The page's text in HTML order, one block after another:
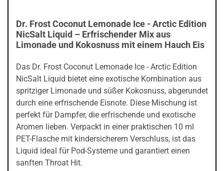
Dr. Frost Coconut Lemonade Ice - Arctic Edition
NicSalt Liquid – Erfrischender Mix aus
Limonade und Kokosnuss mit einem Hauch Eis
Das Dr. Frost Coconut Lemonade Ice - Arctic Edition
NicSalt Liquid bietet eine exotische Kombination aus
spritziger Limonade und süßer Kokosnuss, abgerundet
durch eine erfrischende Eisnote. Diese Mischung ist
perfekt für Dampfer, die erfrischende und exotische
Aromen lieben. Verpackt in einer praktischen 10 ml
PET-Flasche mit kindersicherem Verschluss, ist das
Liquid ideal für Pod-Systeme und garantiert einen
sanften Throat Hit.